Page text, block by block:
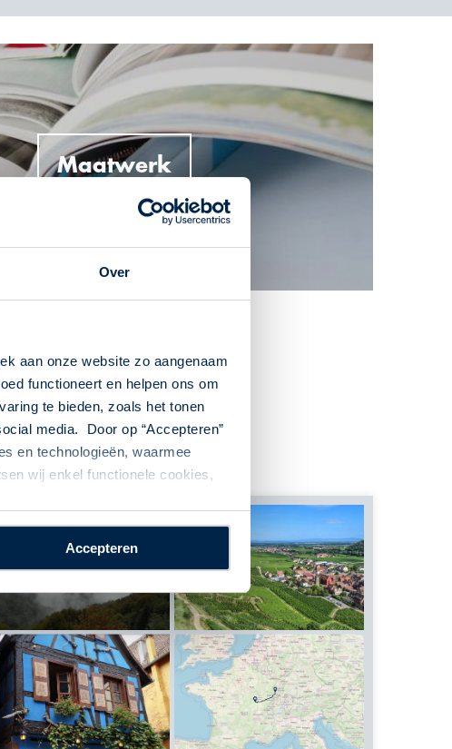
Over
aan onze website zo aangenaam
functioneert en helpen ons om
te bieden, zoals het tonen
media. Door op “Accepteren”
en technologieën, waarmee
wij enkel functionele cookies,
Accepteren
Maatwerk